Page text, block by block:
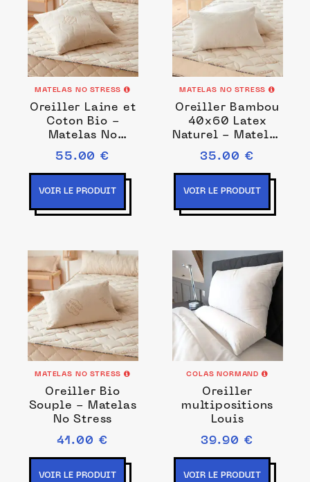
MATELAS NO STRESS
Oreiller Laine et
Coton Bio -
Matelas No
Stress
55.00 €
VOIR LE PRODUIT
MATELAS NO STRESS
Oreiller Bambou
40x60 Latex
Naturel - Matelas
No Stress
35.00 €
VOIR LE PRODUIT
MATELAS NO STRESS
Oreiller Bio
Souple - Matelas
No Stress
41.00 €
VOIR LE PRODUIT
COLAS NORMAND
Oreiller
multipositions
Louis
39.90 €
VOIR LE PRODUIT